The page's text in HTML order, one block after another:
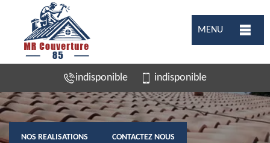
MENU
indisponible indisponible
NOS REALISATIONS CONTACTEZ NOUS